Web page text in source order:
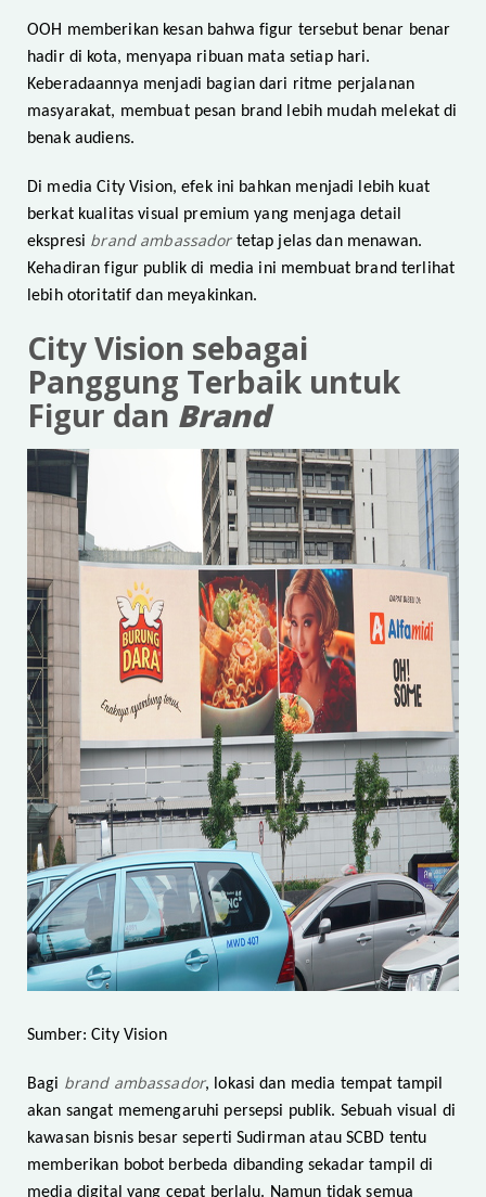
OOH memberikan kesan bahwa figur tersebut benar benar
hadir di kota, menyapa ribuan mata setiap hari.
Keberadaannya menjadi bagian dari ritme perjalanan
masyarakat, membuat pesan brand lebih mudah melekat di
benak audiens.
Di media City Vision, efek ini bahkan menjadi lebih kuat
berkat kualitas visual premium yang menjaga detail
ekspresi brand ambassadortetap jelas dan menawan.
Kehadiran figur publik di media ini membuat brand terlihat
lebih otoritatif dan meyakinkan.
City Vision sebagai
Panggung Terbaik untuk
Figur danBrand
Sumber: City Vision
Bagi brand ambassador, lokasi dan media tempat tampil
akan sangat memengaruhi persepsi publik. Sebuah visual di
kawasan bisnis besar seperti Sudirman atau SCBD tentu
memberikan bobot berbeda dibanding sekadar tampil di
media digital yang cepat berlalu. Namun tidak semua